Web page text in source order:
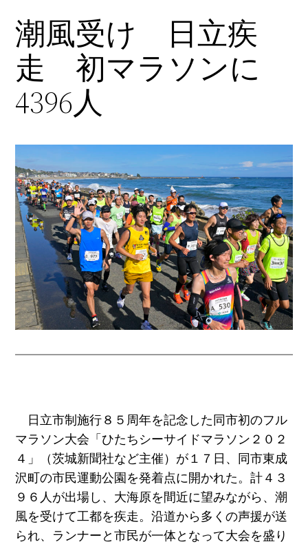
潮風受け 日立疾
走 初マラソンに
4396人
日立市制施行８５周年を記念した同市初のフル
マラソン大会「ひたちシーサイドマラソン２０２
４」（茨城新聞社など主催）が１７日、同市東成
沢町の市民運動公園を発着点に開かれた。計４３
９６人が出場し、大海原を間近に望みながら、潮
風を受けて工都を疾走。沿道から多くの声援が送
られ、ランナーと市民が一体となって大会を盛り